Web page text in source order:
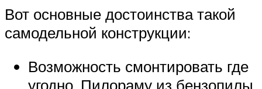
Вот основные достоинства такой
самодельной конструкции:
Возможность смонтировать где
угодно. Пилораму из бензопилы